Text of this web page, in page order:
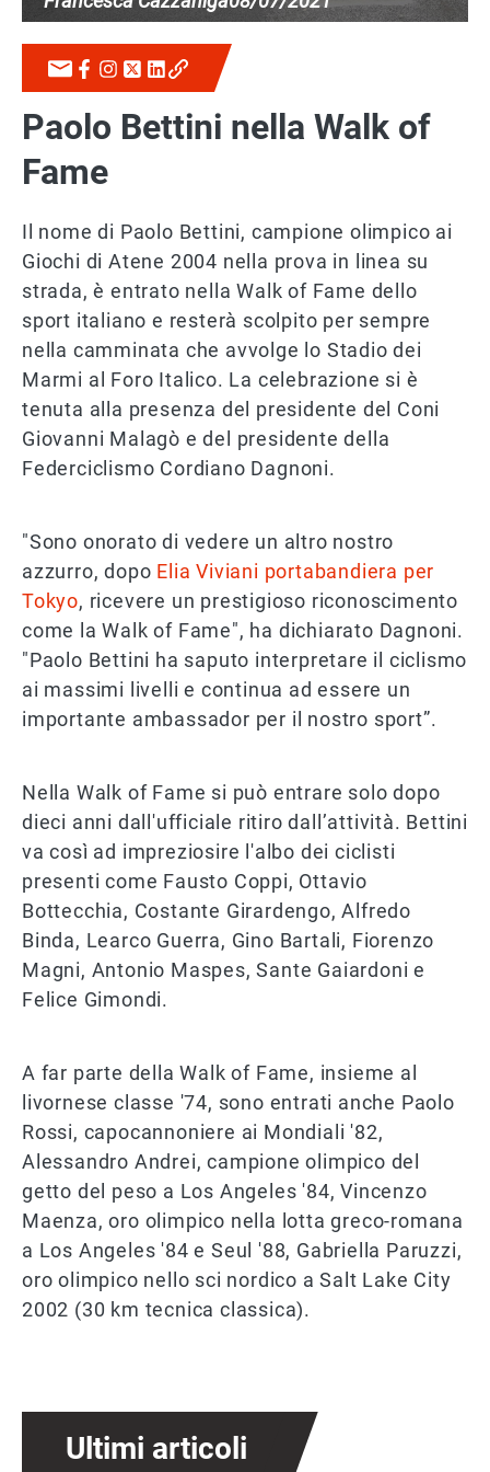
Paolo Bettini nella Walk of
Fame
Il nome di Paolo Bettini, campione olimpico ai
Giochi di Atene 2004 nella prova in linea su
strada, è entrato nella Walk of Fame dello
sport italiano e resterà scolpito per sempre
nella camminata che avvolge lo Stadio dei
Marmi al Foro Italico. La celebrazione si è
tenuta alla presenza del presidente del Coni
Giovanni Malagò e del presidente della
Federciclismo Cordiano Dagnoni.
"Sono onorato di vedere un altro nostro
azzurro, dopo Elia Viviani portabandiera per
Tokyo, ricevere un prestigioso riconoscimento
come la Walk of Fame", ha dichiarato Dagnoni.
"Paolo Bettini ha saputo interpretare il ciclismo
ai massimi livelli e continua ad essere un
importante ambassador per il nostro sport”.
Nella Walk of Fame si può entrare solo dopo
dieci anni dall'ufficiale ritiro dall’attività. Bettini
va così ad impreziosire l'albo dei ciclisti
presenti come Fausto Coppi, Ottavio
Bottecchia, Costante Girardengo, Alfredo
Binda, Learco Guerra, Gino Bartali, Fiorenzo
Magni, Antonio Maspes, Sante Gaiardoni e
Felice Gimondi.
A far parte della Walk of Fame, insieme al
livornese classe '74, sono entrati anche Paolo
Rossi, capocannoniere ai Mondiali '82,
Alessandro Andrei, campione olimpico del
getto del peso a Los Angeles '84, Vincenzo
Maenza, oro olimpico nella lotta greco-romana
a Los Angeles '84 e Seul '88, Gabriella Paruzzi,
oro olimpico nello sci nordico a Salt Lake City
2002 (30 km tecnica classica).
Ultimi articoli